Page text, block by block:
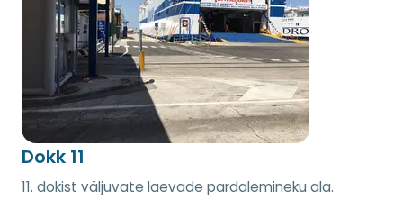
Dokk 11
11. dokist väljuvate laevade pardalemineku ala.